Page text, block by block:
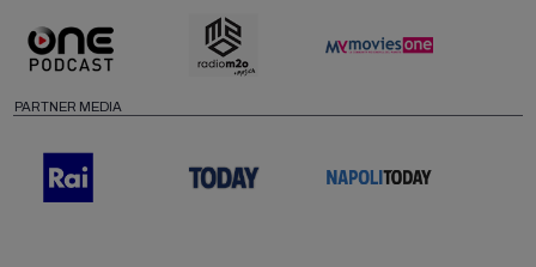
PARTNER MEDIA